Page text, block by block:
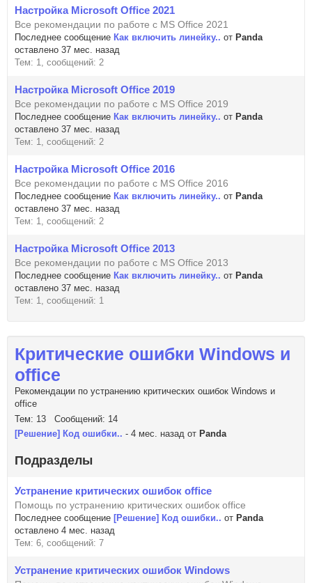
Настройка Microsoft Office 2021
Все рекомендации по работе с MS Office 2021
Последнее сообщение Как включить линейку.. от Panda
оставлено 37 мес. назад
Тем: 1, сообщений: 2
Настройка Microsoft Office 2019
Все рекомендации по работе с MS Office 2019
Последнее сообщение Как включить линейку.. от Panda
оставлено 37 мес. назад
Тем: 1, сообщений: 2
Настройка Microsoft Office 2016
Все рекомендации по работе с MS Office 2016
Последнее сообщение Как включить линейку.. от Panda
оставлено 37 мес. назад
Тем: 1, сообщений: 2
Настройка Microsoft Office 2013
Все рекомендации по работе с MS Office 2013
Последнее сообщение Как включить линейку.. от Panda
оставлено 37 мес. назад
Тем: 1, сообщений: 1
Критические ошибки Windows и
office
Рекомендации по устранению критических ошибок Windows и
office
Тем: 13 Сообщений: 14
[Решение] Код ошибки.. - 4 мес. назад от Panda
Подразделы
Устранение критических ошибок office
Помощь по устранению критических ошибок office
Последнее сообщение [Решение] Код ошибки.. от Panda
оставлено 4 мес. назад
Тем: 6, сообщений: 7
Устранение критических ошибок Windows